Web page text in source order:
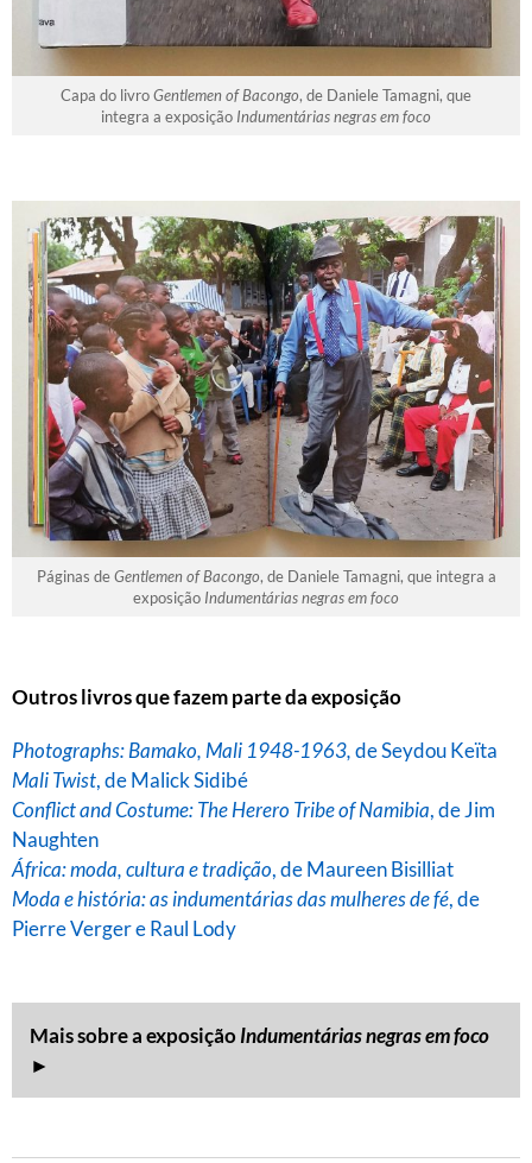
Capa do livroGentlemen of Bacongo, de Daniele Tamagni, que
integra a exposição Indumentárias negras em foco
Páginas deGentlemen of Bacongo, de Daniele Tamagni, que integra a
exposição Indumentárias negras em foco
Outros livros que fazem parte da exposição
Photographs: Bamako, Mali 1948-1963,de Seydou Keïta
Mali Twist, de Malick Sidibé
Conflict and Costume: The Herero Tribe of Namibia, de Jim
Naughten
África: moda, cultura e tradição, de Maureen Bisilliat
Moda e história: as indumentárias das mulheres de fé, de
Pierre Verger e Raul Lody
Mais sobre a exposiçãoIndumentárias negras em foco
►